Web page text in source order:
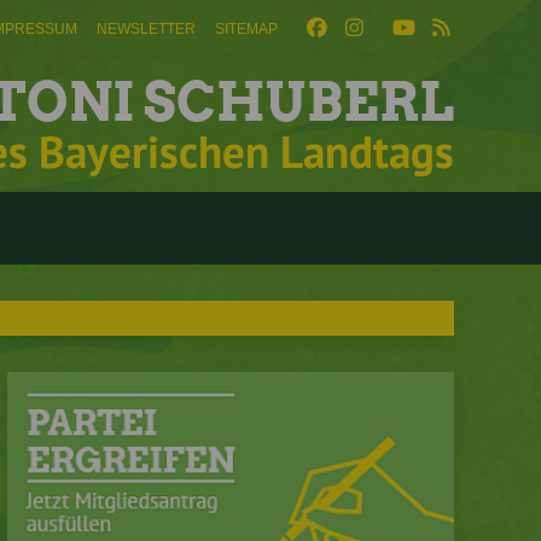
NEWSLETTER SITEMAP
SCHUBERL
Bayerischen Landtags